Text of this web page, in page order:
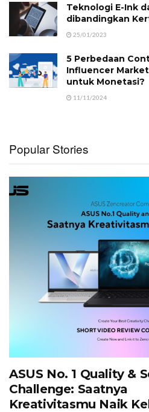
Teknologi E-Ink
dibandingkan
25/01/2023
5 Perbedaan
Influencer
untuk Monetasi?
11/11/2024
Popular Stories
ASUS No. 1 Quality &
Challenge: Saatnya
Kreativitasmu Naik